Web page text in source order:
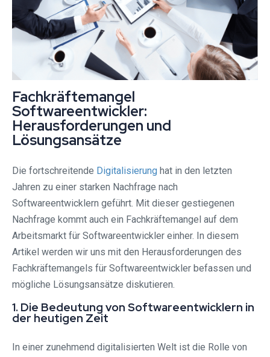
Fachkräftemangel
Softwareentwickler:
Herausforderungen und
Lösungsansätze
Die fortschreitende Digitalisierung hat in den letzten
Jahren zu einer starken Nachfrage nach
Softwareentwicklern geführt. Mit dieser gestiegenen
Nachfrage kommt auch ein Fachkräftemangel auf dem
Arbeitsmarkt für Softwareentwickler einher. In diesem
Artikel werden wir uns mit den Herausforderungen des
Fachkräftemangels für Softwareentwickler befassen und
mögliche Lösungsansätze diskutieren.
1. Die Bedeutung von Softwareentwicklern in
der heutigen Zeit
In einer zunehmend digitalisierten Welt ist die Rolle von